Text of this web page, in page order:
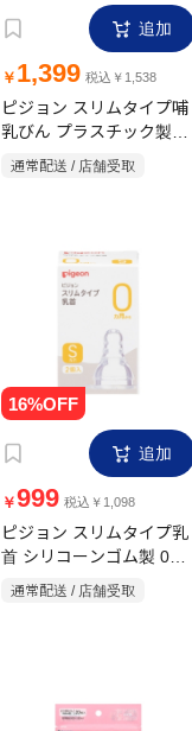
追加
￥ 1,399 税込￥1,538
ピジョン スリムタイプ哺
乳びん プラスチック製
200ml
通常配送 / 店舗受取
追加
￥999 税込￥1,098
ピジョン スリムタイプ乳
首 シリコーンゴム製 0ヵ
通常配送 / 店舗受取